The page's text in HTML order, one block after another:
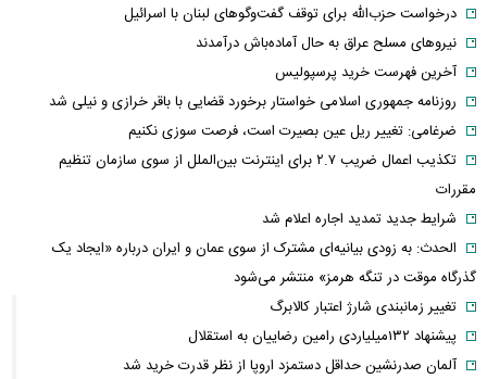
درخواست حزب‌الله برای توقف گفت‌وگوهای لبنان با اسرائیل
نیروهای مسلح عراق به حال آماده‌باش درآمدند
آخرین فهرست خرید پرسپولیس
روزنامه جمهوری اسلامی خواستار برخورد قضایی با باقر خرازی و نیلی شد
ضرغامی: تغییر ریل عین بصیرت است، فرصت سوزی نکنیم
تکذیب اعمال ضریب ۲.۷ برای اینترنت بین‌الملل از سوی سازمان تنظیم
مقررات
شرایط جدید تمدید اجاره اعلام شد
الحدث: به زودی بیانیه‌ای مشترک از سوی عمان و ایران درباره «ایجاد یک
گذرگاه موقت در تنگه هرمز» منتشر می‌شود
تغییر زمانبندی‌ شارژ اعتبار کالابرگ
پیشنهاد ۱۳۲میلیاردی رامین رضاییان به استقلال
آلمان صدرنشین حداقل دستمزد اروپا از نظر قدرت خرید شد